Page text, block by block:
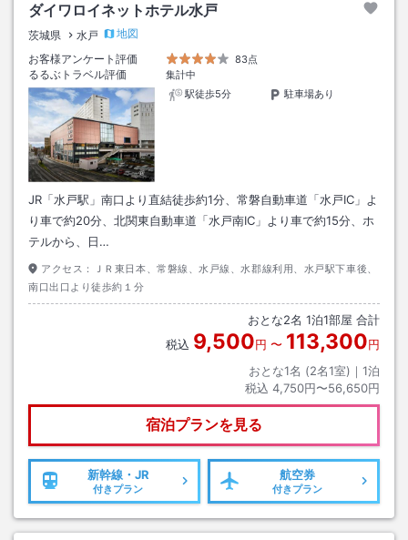
ダイワロイネットホテル水戸
茨城県 水戸
地図
お客様アンケート評価
83点
るるぶトラベル評価
集計中
駅徒歩5分
駐車場あり
JR「水戸駅」南口より直結徒歩約1分、常磐自動車道「水戸IC」よ
り車で約20分、北関東自動車道「水戸南IC」より車で約15分、ホ
テルから、日…
アクセス：
ＪＲ東日本、常磐線、水戸線、水郡線利用、水戸駅下車後、
南口出口より徒歩約１分
おとな2名 1泊1部屋 合計
税込 9,500円 〜 113,300円
おとな1名 (2名1室)｜ 1泊
税込 4,750円〜56,650円
宿泊プランを見る
新幹線・JR
付きプラン
航空券
付きプラン